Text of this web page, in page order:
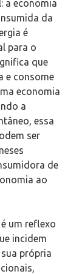
a economia
da
é
para o
que
e consome
economia
a
essa
ser
de
ao
um reflexo
incidem
própria